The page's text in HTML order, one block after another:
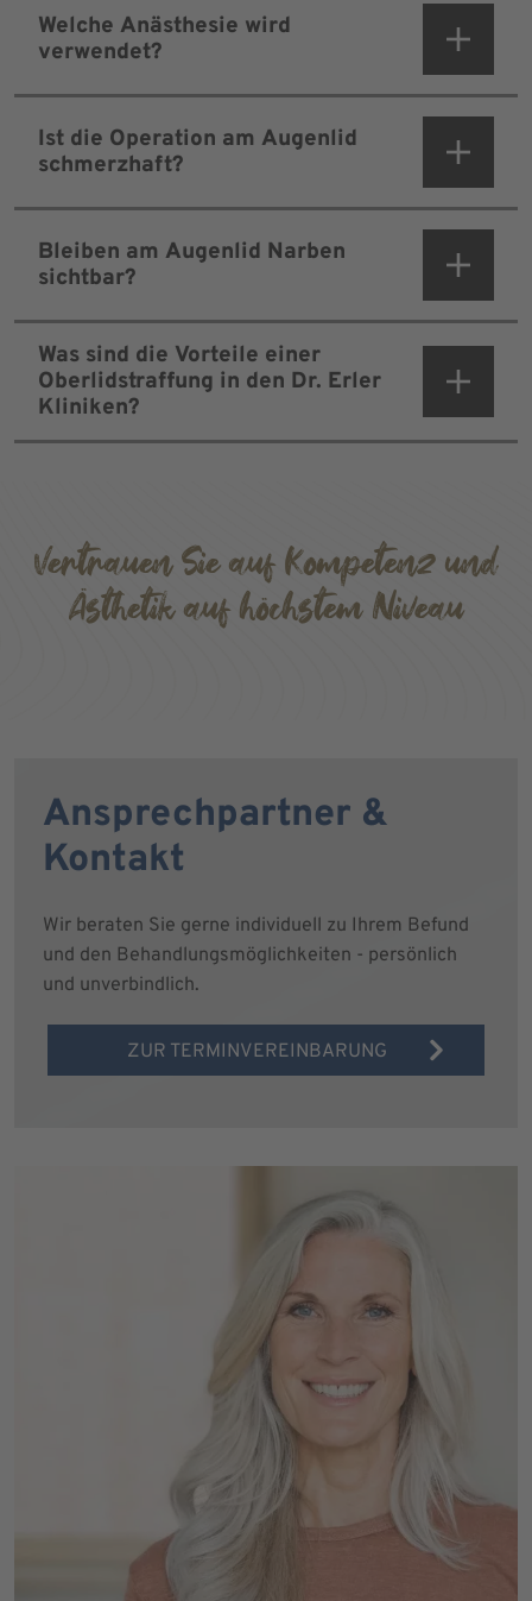
Welche Anästhesie wird
verwendet?
Ist die Operation am Augenlid
schmerzhaft?
Bleiben am Augenlid Narben
sichtbar?
Was sind die Vorteile einer
Oberlidstraffung in den Dr. Erler
Kliniken?
Vertrauen Sie auf Kompetenz und
Ästhetik auf höchstem Niveau
Ansprechpartner &
Kontakt
Wir beraten Sie gerne individuell zu Ihrem Befund
und den Behandlungsmöglichkeiten - persönlich
und unverbindlich.
ZUR TERMINVEREINBARUNG